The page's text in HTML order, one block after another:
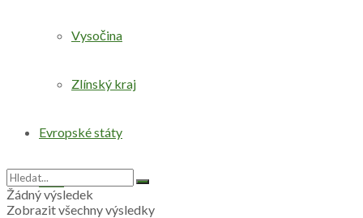
Vysočina
Zlínský kraj
Evropské státy
Svět
Žádný výsledek
Zobrazit všechny výsledky